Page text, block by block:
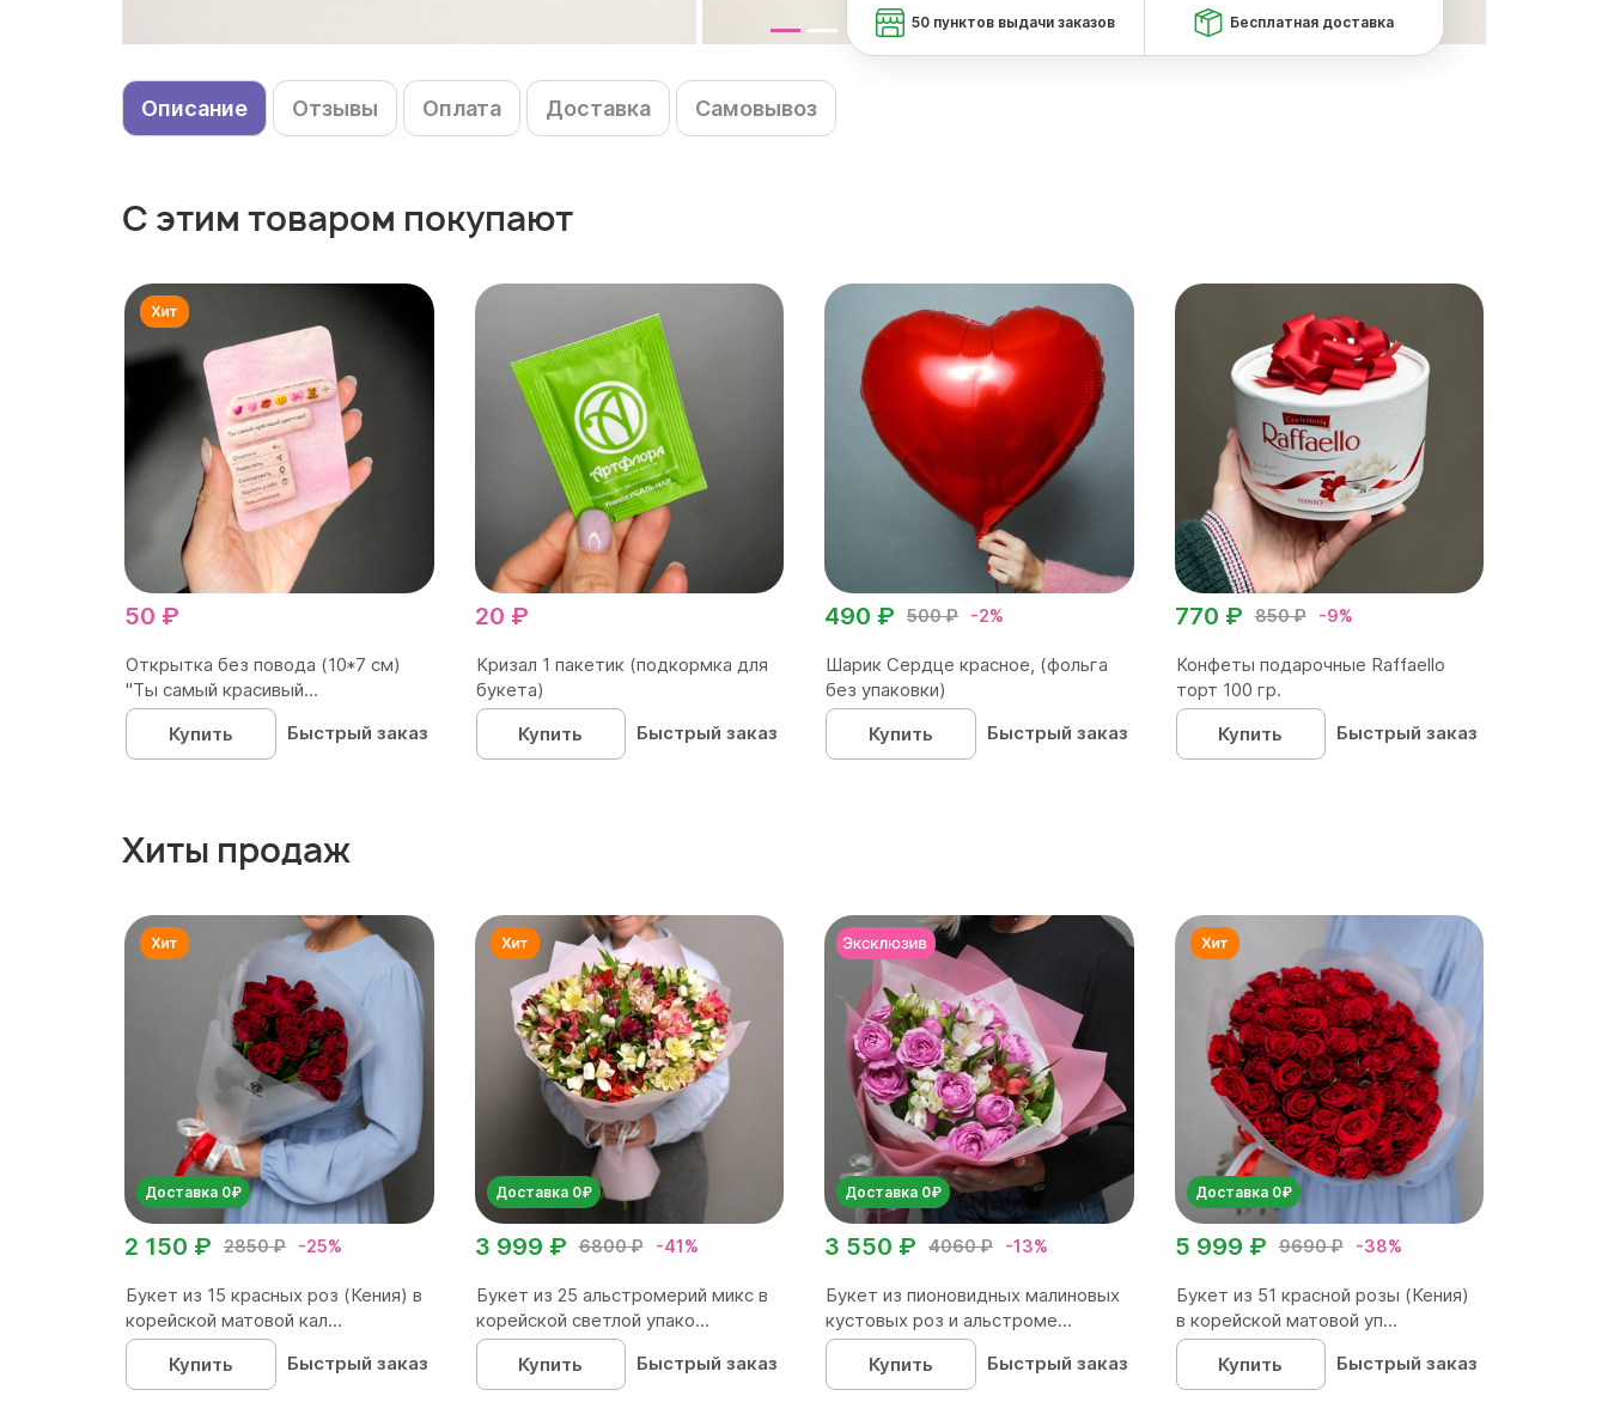
50 пунктов выдачи заказов Бесплатная доставка
Описание Отзывы Оплата Доставка Самовывоз
С этим товаром покупают
50 ₽
Открытка без повода (10*7 см)
"Ты самый красивый...
Купить
Быстрый заказ
20 ₽
Кризал 1 пакетик (подкормка для
букета)
Купить
Быстрый заказ
500 ₽ -2%
490 ₽
Шарик Сердце красное, (фольга
без упаковки)
Купить
Быстрый заказ
850 ₽ -9%
770 ₽
Конфеты подарочные Raffaello
торт 100 гр.
Купить
Быстрый заказ
Хиты продаж
Доставка 0₽
2850 ₽ -25%
2 150 ₽
Букет из 15 красных роз (Кения) в
корейской матовой кал...
Купить
Быстрый заказ
Доставка 0₽
6800 ₽ -41%
3 999 ₽
Букет из 25 альстромерий микс в
корейской светлой упако...
Купить
Быстрый заказ
Доставка 0₽
4060 ₽ -13%
3 550 ₽
Букет из пионовидных малиновых
кустовых роз и альстроме...
Купить
Быстрый заказ
Доставка 0₽
9690 ₽ -38%
5 999 ₽
Букет из 51 красной розы (Кения)
в корейской матовой уп...
Купить
Быстрый заказ